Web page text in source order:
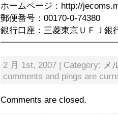
ホームページ：http://
郵便番号：00170-0-74380
銀行口座：三菱東京ＵＦＪ
2 月 1st, 2007 | Category: メ
comments and pings are
Comments are closed.